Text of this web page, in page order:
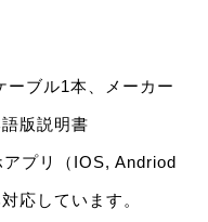
ブル1本、メーカー
版説明書
プリ（IOS, Andriod
応しています。